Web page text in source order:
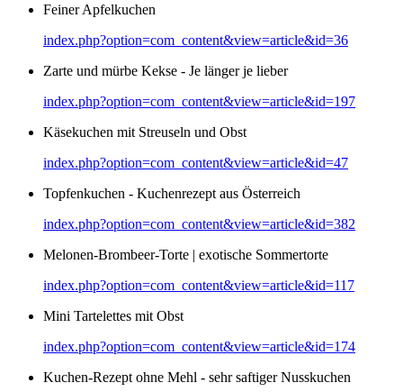
Feiner Apfelkuchen
index.php?option=com_content&view=article&id=36
Zarte und mürbe Kekse - Je länger je lieber
index.php?option=com_content&view=article&id=197
Käsekuchen mit Streuseln und Obst
index.php?option=com_content&view=article&id=47
Topfenkuchen - Kuchenrezept aus Österreich
index.php?option=com_content&view=article&id=382
Melonen-Brombeer-Torte | exotische Sommertorte
index.php?option=com_content&view=article&id=117
Mini Tartelettes mit Obst
index.php?option=com_content&view=article&id=174
Kuchen-Rezept ohne Mehl - sehr saftiger Nusskuchen